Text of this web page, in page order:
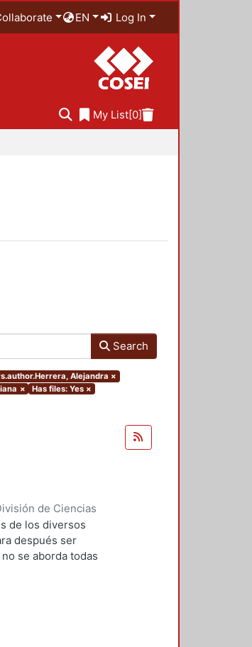
EN Log In
My List[0]
Search
Alejandra ×
× Has files: Yes ×
de Ciencias
de Literatura,2004
Monroy,
de los diversos
después ser
se aborda todas